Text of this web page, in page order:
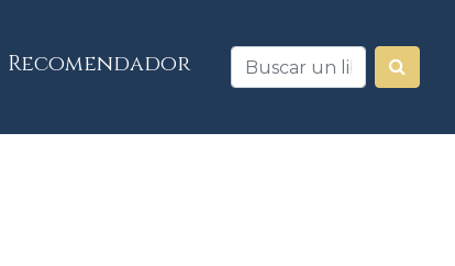
Recomendador